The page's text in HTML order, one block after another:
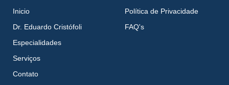
Inicio
Dr. Eduardo Cristófoli
Especialidades
Serviços
Contato
Política de Privacidade
FAQ's